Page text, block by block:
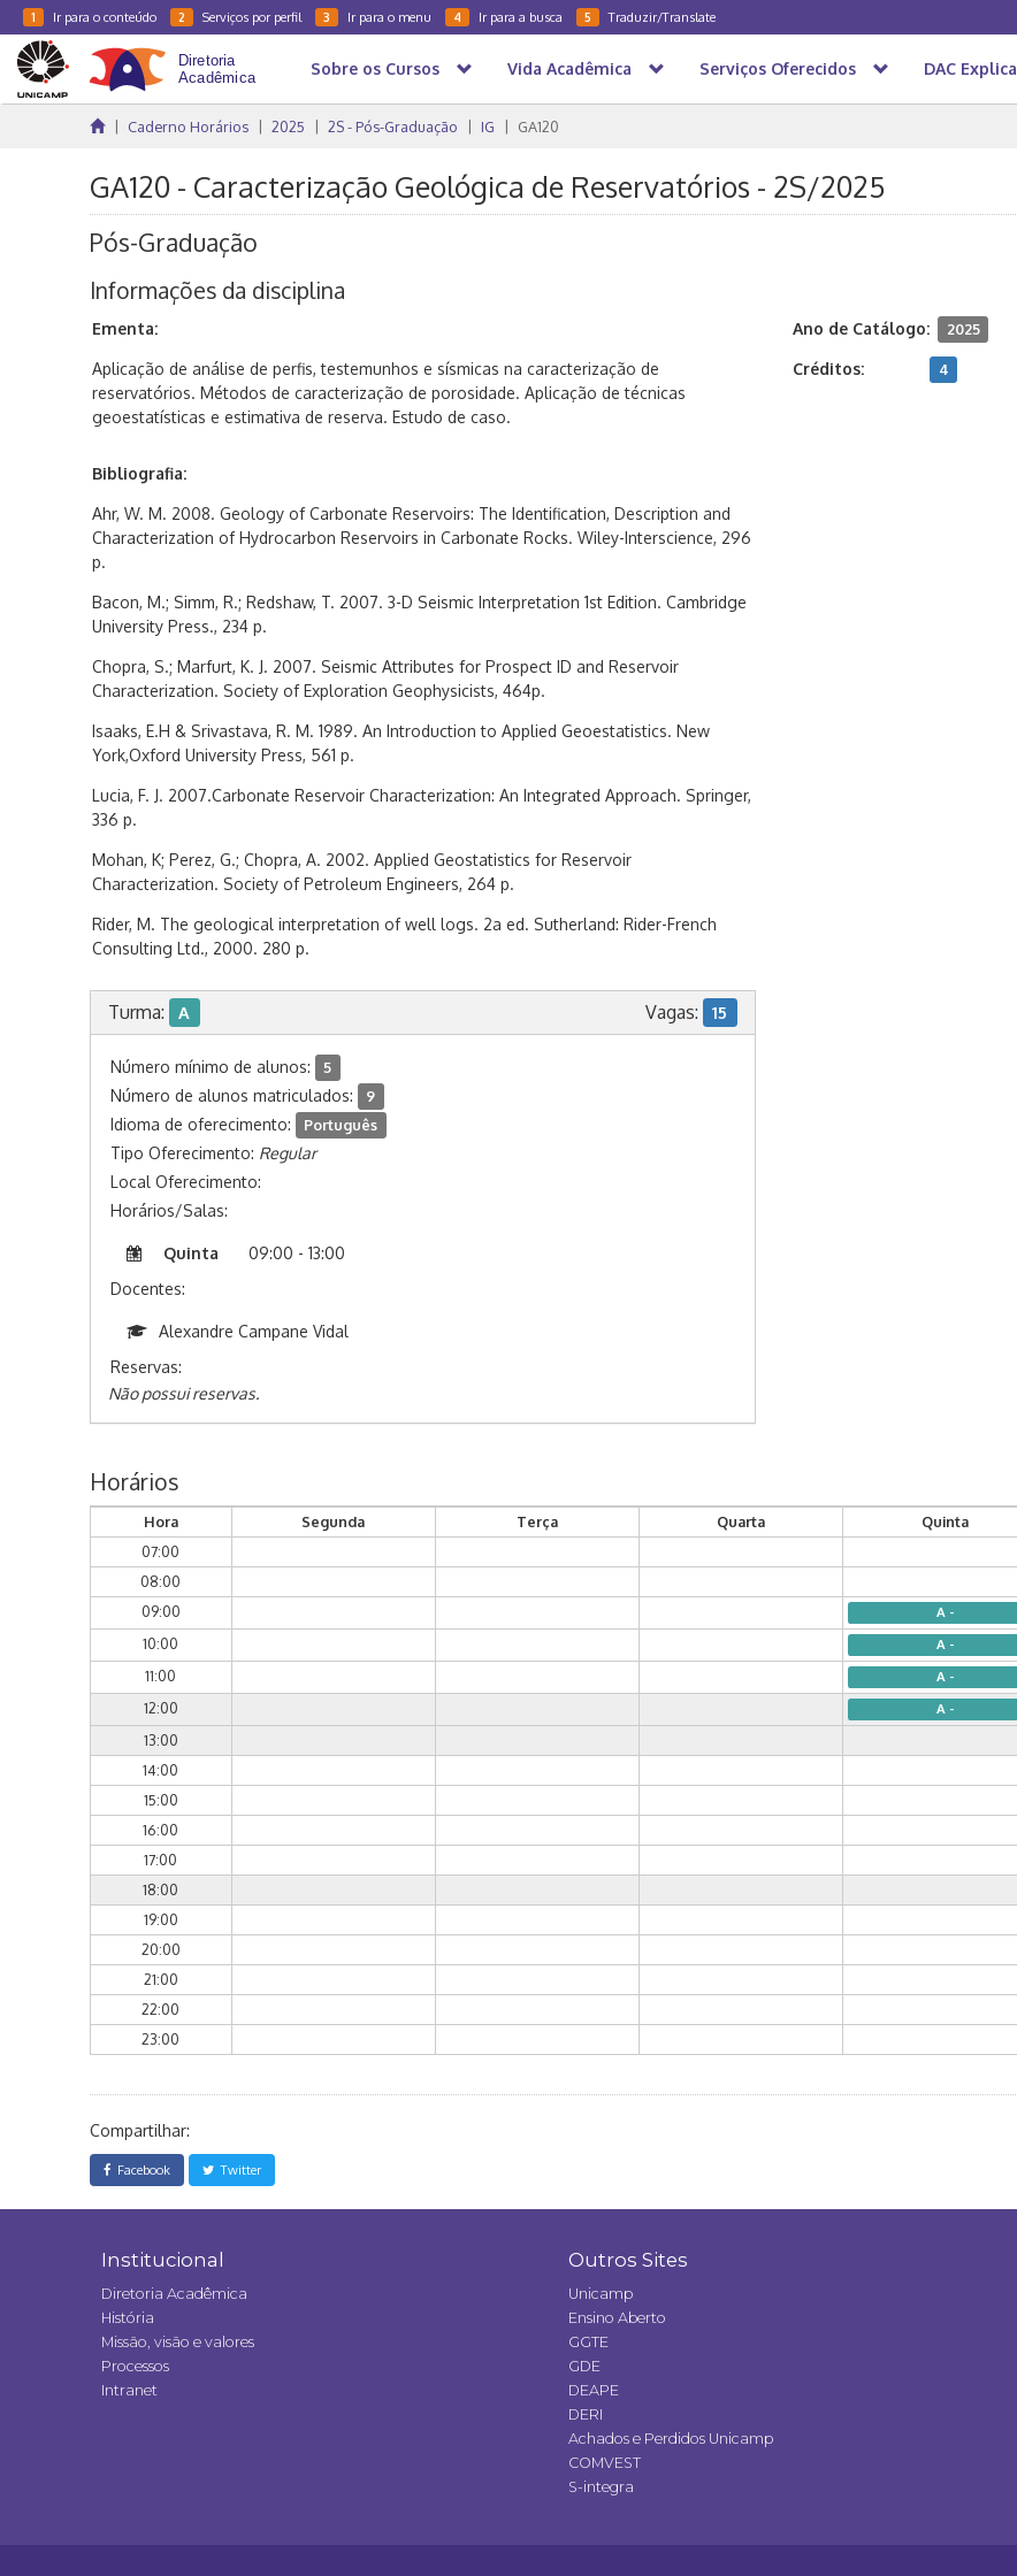
1 Ir para o conteúdo 2 Serviços por perfil 3 Ir para o menu 4 Ir para a busca 5 Traduzir/Translate
Sobre os Cursos Vida Acadêmica Serviços Oferecidos DAC Explica
Caderno Horários 2025 2S - Pós-Graduação IG GA120
GA120 - Caracterização Geológica de Reservatórios - 2S/2025
Pós-Graduação
Informações da disciplina
Ementa:
Aplicação de análise de perfis, testemunhos e sísmicas na caracterização de
reservatórios. Métodos de caracterização de porosidade. Aplicação de técnicas
geoestatísticas e estimativa de reserva. Estudo de caso.
Bibliografia:
Ahr, W. M. 2008. Geology of Carbonate Reservoirs: The Identification, Description and
Characterization of Hydrocarbon Reservoirs in Carbonate Rocks. Wiley-Interscience, 296
p.
Bacon, M.; Simm, R.; Redshaw, T. 2007. 3-D Seismic Interpretation 1st Edition. Cambridge
University Press., 234 p.
Chopra, S.; Marfurt, K. J. 2007. Seismic Attributes for Prospect ID and Reservoir
Characterization. Society of Exploration Geophysicists, 464p.
Isaaks, E.H & Srivastava, R. M. 1989. An Introduction to Applied Geoestatistics. New
York,Oxford University Press, 561 p.
Lucia, F. J. 2007.Carbonate Reservoir Characterization: An Integrated Approach. Springer,
336 p.
Mohan, K; Perez, G.; Chopra, A. 2002. Applied Geostatistics for Reservoir
Characterization. Society of Petroleum Engineers, 264 p.
Rider, M. The geological interpretation of well logs. 2a ed. Sutherland: Rider-French
Consulting Ltd., 2000. 280 p.
Ano de Catálogo: 2025
Créditos: 4
Turma: A Vagas: 15
Número mínimo de alunos: 5
Número de alunos matriculados: 9
Idioma de oferecimento: Português
Tipo Oferecimento: Regular
Local Oferecimento:
Horários/Salas:
Quinta
09:00 - 13:00
Docentes:
Alexandre Campane Vidal
Reservas:
Não possui reservas.
Horários
Hora Segunda Terça Quarta Quinta
07:00
08:00
09:00
A -
10:00 A -
11:00 A -
12:00 A -
13:00
14:00
15:00
16:00
17:00
18:00
19:00
20:00
21:00
22:00
23:00
Compartilhar:
Facebook Twitter
Institucional
Diretoria Acadêmica
História
Missão, visão e valores
Processos
Intranet
Outros Sites
Unicamp
Ensino Aberto
GGTE
GDE
DEAPE
DERI
Achados e Perdidos Unicamp
COMVEST
S-integra